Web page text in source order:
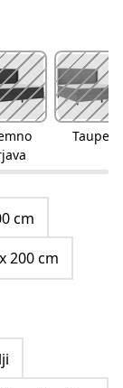
Taupe
cm
200 cm